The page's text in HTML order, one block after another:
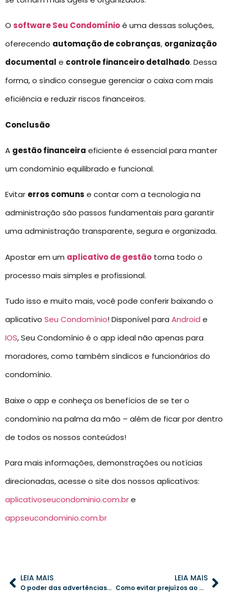
O software Seu Condomínioé uma dessas soluções,
oferecendo automação de cobranças, organização
documental e controle financeiro detalhado. Dessa
forma, o síndico consegue gerenciar o caixa com mais
eficiência e reduzir riscos financeiros.
Conclusão
A gestão financeira eficiente é essencial para manter
um condomínio equilibrado e funcional.
Evitar erros comuns e contar com a tecnologia na
administração são passos fundamentais para garantir
uma administração transparente, segura e organizada.
Apostar em um aplicativo de gestão torna todo o
processo mais simples e profissional.
Tudo isso e muito mais, você pode conferir baixando o
aplicativo Seu Condomínio! Disponível para Android e
IOS, Seu Condomínio é o app ideal não apenas para
moradores, como também síndicos e funcionários do
condomínio.
Baixe o app e conheça os benefícios de se ter o
condomínio na palma da mão – além de ficar por dentro
de todos os nossos conteúdos!
Para mais informações, demonstrações ou notícias
direcionadas, acesse o site dos nossos aplicativos:
aplicativoseucondominio.com.bre
appseucondominio.com.br
LEIA MAIS
O poder das advertências e multas: até onde o regimento interno pode ir?
LEIA MAIS
Como evitar prejuízos ao administrar o fundo de reserva do condomínio